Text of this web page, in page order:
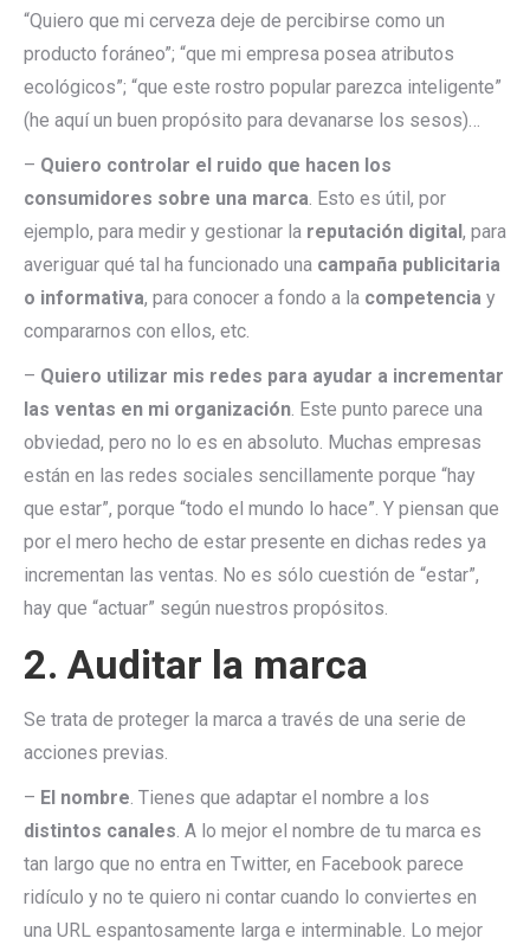
“Quiero que mi cerveza deje de percibirse como un
producto foráneo”; “que mi empresa posea atributos
ecológicos”; “que este rostro popular parezca inteligente”
(he aquí un buen propósito para devanarse los sesos)…
– Quiero controlar el ruido que hacen los
consumidores sobre una marca. Esto es útil, por
ejemplo, para medir y gestionar la reputación digital, para
averiguar qué tal ha funcionado una campaña publicitaria
o informativa, para conocer a fondo a la competencia y
compararnos con ellos, etc.
– Quiero utilizar mis redes para ayudar a incrementar
las ventas en mi organización. Este punto parece una
obviedad, pero no lo es en absoluto. Muchas empresas
están en las redes sociales sencillamente porque “hay
que estar”, porque “todo el mundo lo hace”. Y piensan que
por el mero hecho de estar presente en dichas redes ya
incrementan las ventas. No es sólo cuestión de “estar”,
hay que “actuar” según nuestros propósitos.
2. Auditar la marca
Se trata de proteger la marca a través de una serie de
acciones previas.
– El nombre. Tienes que adaptar el nombre a los
distintos canales. A lo mejor el nombre de tu marca es
tan largo que no entra en Twitter, en Facebook parece
ridículo y no te quiero ni contar cuando lo conviertes en
una URL espantosamente larga e interminable. Lo mejor